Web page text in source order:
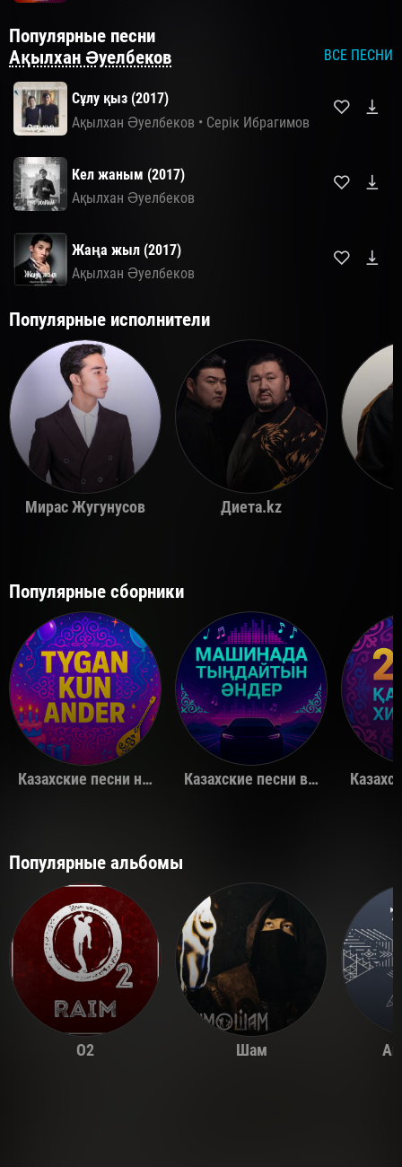
Популярные песни
Ақылхан Əуелбеков
ВСЕ ПЕСНИ
Сұлу қыз (2017)
Ақылхан Əуелбеков • Серік Ибрагимов
Кел жаным (2017)
Ақылхан Əуелбеков
Жаңа жыл (2017)
Ақылхан Əуелбеков
Популярные исполнители
Мирас Жугунусов Диета.kz
Популярные сборники
Казахские песни на день рождения Казахские песни в машину
Популярные альбомы
O2 Шам